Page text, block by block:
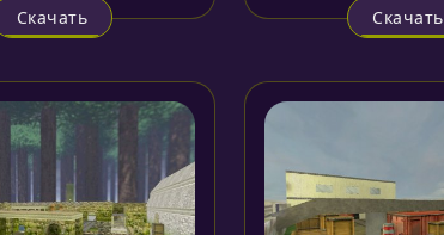
Скачать Скачать